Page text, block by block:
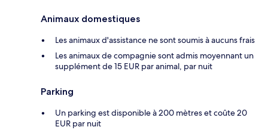
Animaux domestiques
Les animaux d'assistance ne sont soumis à aucuns frais
Les animaux de compagnie sont admis moyennant un
supplément de 15 EUR par animal, par nuit
Parking
Un parking est disponible à 200 mètres et coûte 20
EUR par nuit